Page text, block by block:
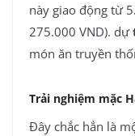
này giao động từ
275.000 VND). dự
món ăn truyền
Trải nghiệm mặc
Đây chắc hẳn là